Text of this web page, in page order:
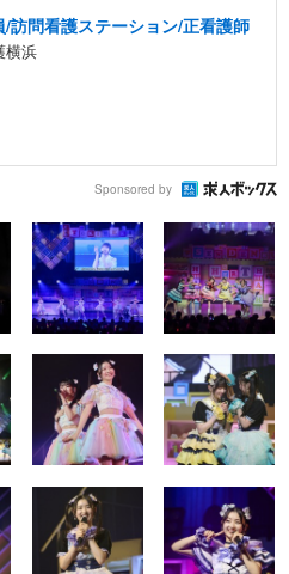
/訪問看護ステーション/正看護師
横浜
Sponsored by